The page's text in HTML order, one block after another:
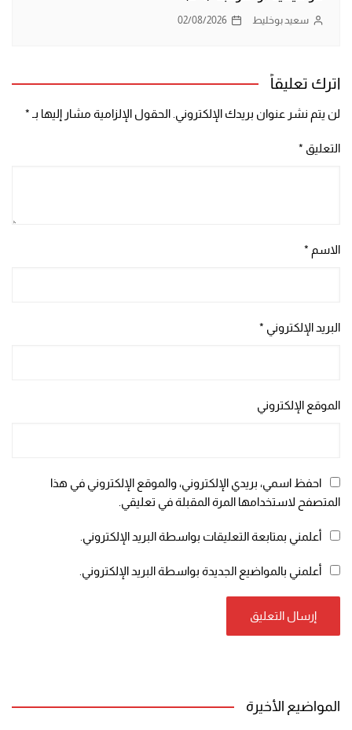
سعيد بوخليط 02/08/2026
اترك تعليقاً
لن يتم نشر عنوان بريدك الإلكتروني. الحقول الإلزامية مشار إليها بـ *
التعليق *
الاسم *
البريد الإلكتروني *
الموقع الإلكتروني
احفظ اسمي، بريدي الإلكتروني، والموقع الإلكتروني في هذا
المتصفح لاستخدامها المرة المقبلة في تعليقي.
أعلمني بمتابعة التعليقات بواسطة البريد الإلكتروني.
أعلمني بالمواضيع الجديدة بواسطة البريد الإلكتروني.
المواضيع الأخيرة